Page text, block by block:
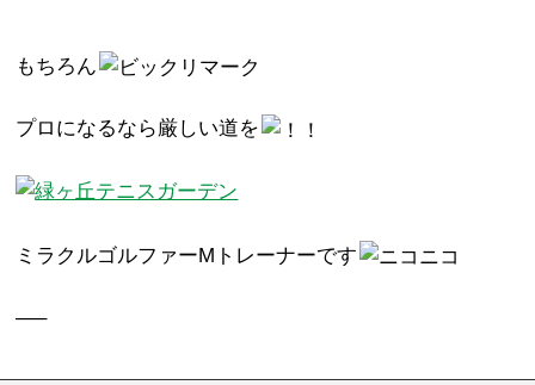
もちろん
プロになるなら厳しい道を
ミラクルゴルファーMトレーナーです
—–